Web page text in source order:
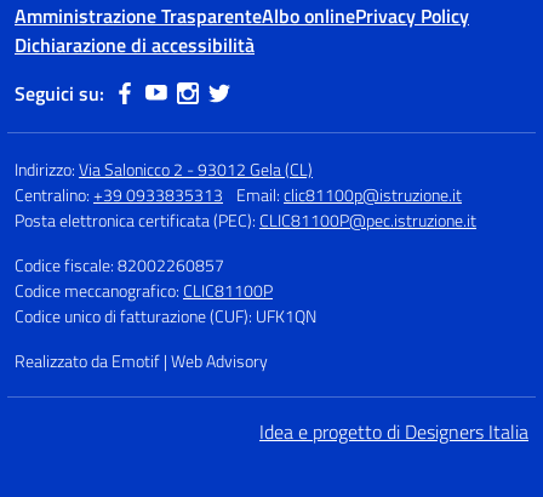
Amministrazione TrasparenteAlbo onlinePrivacy Policy
Dichiarazione di accessibilità
Seguici su:
Indirizzo:Via Salonicco 2 - 93012 Gela (CL)
Centralino:+39 0933835313 Email:clic81100p@istruzione.it
Posta elettronica certificata (PEC):CLIC81100P@pec.istruzione.it
Codice fiscale: 82002260857
Codice meccanografico:CLIC81100P
Codice unico di fatturazione (CUF): UFK1QN
Realizzato da Emotif | Web Advisory
Idea e progetto di Designers Italia